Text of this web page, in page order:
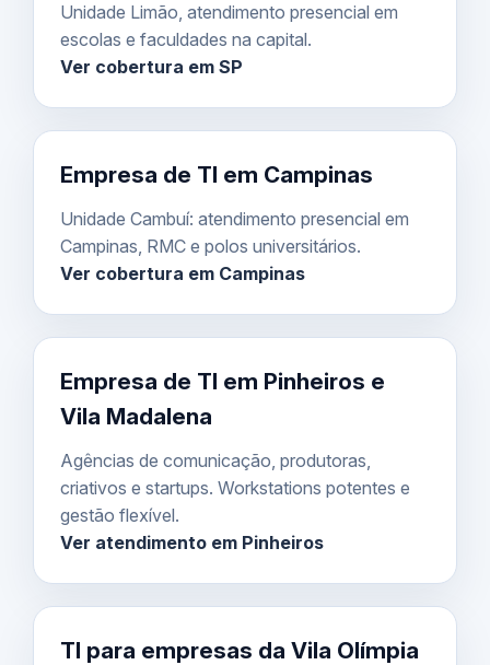
Unidade Limão, atendimento presencial em
escolas e faculdades na capital.
Ver cobertura em SP
Empresa de TI em Campinas
Unidade Cambuí: atendimento presencial em
Campinas, RMC e polos universitários.
Ver cobertura em Campinas
Empresa de TI em Pinheiros e
Vila Madalena
Agências de comunicação, produtoras,
criativos e startups. Workstations potentes e
gestão flexível.
Ver atendimento em Pinheiros
TI para empresas da Vila Olímpia